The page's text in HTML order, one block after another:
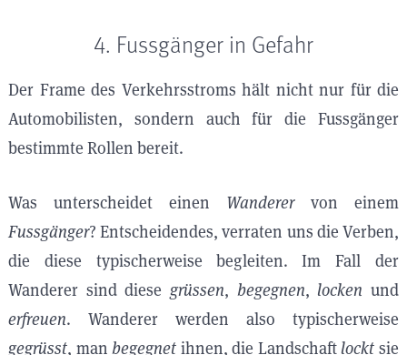
4. Fussgänger in Gefahr
Der Frame des Verkehrsstroms hält nicht nur für die
Automobilisten, sondern auch für die Fussgänger
bestimmte Rollen bereit.
Was unterscheidet einen Wanderervon einem
Fussgänger? Entscheidendes, verraten uns die Verben,
die diese typischerweise begleiten. Im Fall der
Wanderer sind diese grüssen, begegnen,locken und
erfreuen. Wanderer werden also typischerweise
gegrüsst, manbegegnet ihnen, die Landschaftlockt sie